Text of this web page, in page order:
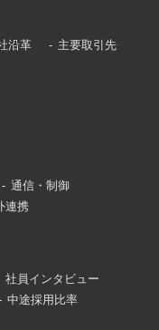
沿革
主要取引先
通信・制御
連携
社員インタビュー
中途採用比率